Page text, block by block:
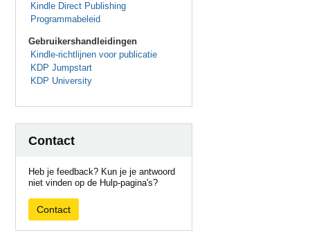
Kindle Direct Publishing
Programmabeleid
Gebruikershandleidingen
Kindle-richtlijnen voor publicatie
KDP Jumpstart
KDP University
Contact
Heb je feedback? Kun je je antwoord
niet vinden op de Hulp-pagina's?
Contact